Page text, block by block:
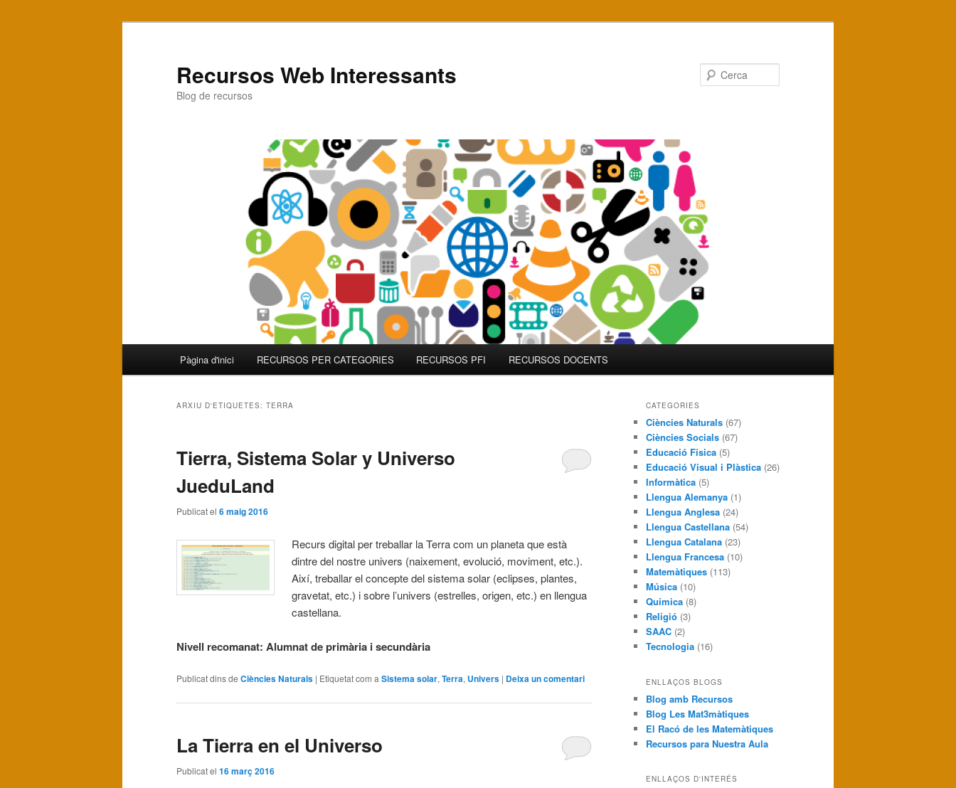
Recursos Web Interessants
Blog de recursos
Aneu
principal
Aneu
secundari
Pàgina d'inici RECURSOS PER CATEGORIES RECURSOS PFI RECURSOS DOCENTS
ARXIU D'ETIQUETES: TERRA
Tierra, Sistema Solar y Universo
JueduLand
Publicat el 6 maig 2016
Recurs digital per treballar la Terra com un planeta que està
dintre del nostre univers (naixement, evolució, moviment, etc.).
Així, treballar el concepte del sistema solar (eclipses, plantes,
gravetat, etc.) i sobre l’univers (estrelles, origen, etc.) en llengua
castellana.
Nivell recomanat: Alumnat de primària i secundària
Publicat dins de Ciències Naturals | Etiquetat com a Sistema solar, Terra, Univers | Deixa un comentari
La Tierra en el Universo
Publicat el 16 març 2016
CATEGORIES
Ciències Naturals (67)
Ciències Socials (67)
Educació Física (5)
Educació Visual i Plàstica (26)
Informàtica (5)
Llengua Alemanya (1)
Llengua Anglesa (24)
Llengua Castellana (54)
Llengua Catalana (23)
Llengua Francesa (10)
Matemàtiques (113)
Música (10)
Química (8)
Religió (3)
SAAC (2)
Tecnologia (16)
ENLLAÇOS BLOGS
Blog amb Recursos
Blog Les Mat3màtiques
El Racó de les Matemàtiques
Recursos para Nuestra Aula
ENLLAÇOS D'INTERÉS